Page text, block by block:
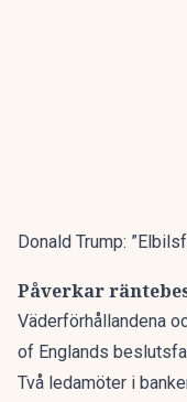
Donald Trump:
Påverkar
Väderförhållandena
of Englands
Två ledamöter i